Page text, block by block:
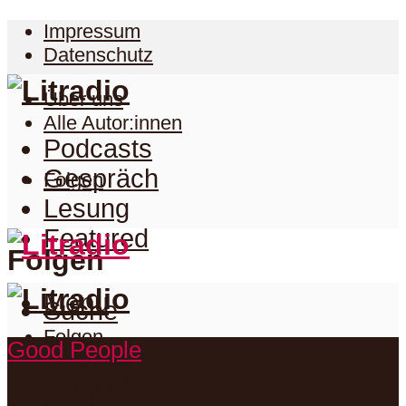
Impressum
Datenschutz
Über uns
Alle Autor:innen
Folgen
Folgen
Folgen
Facebook
Podcasts
Gespräch
Lesung
Featured
Menu
Suche
Podcasts
Good People